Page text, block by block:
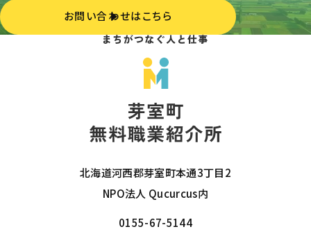
お問い合わせはこちら
北海道河西郡芽室町本通3丁目2
NPO法人 Qucurcus内
0155-67-5144